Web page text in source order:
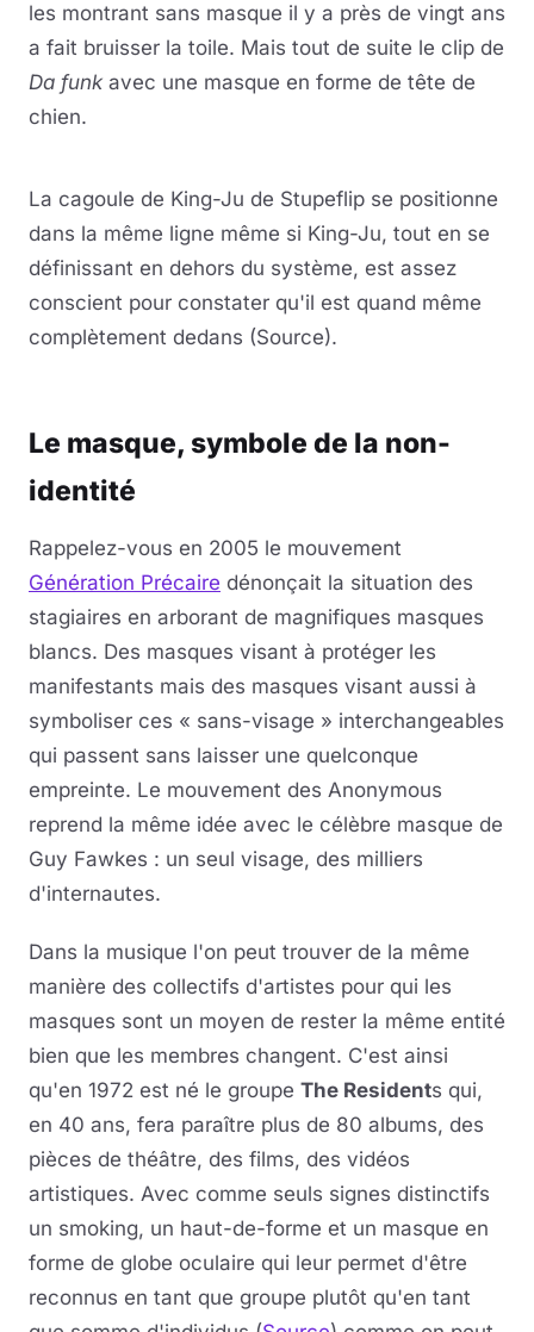
les montrant sans masque il y a près de vingt ans
a fait bruisser la toile. Mais tout de suite le clip de
Da funk avec une masque en forme de tête de
chien.
YouTube · le lecteur se charge au clic
La cagoule de King-Ju de Stupeflip se positionne
dans la même ligne même si King-Ju, tout en se
définissant en dehors du système, est assez
conscient pour constater qu'il est quand même
complètement dedans (Source).
Le masque, symbole de la non-
identité
Rappelez-vous en 2005 le mouvement
Génération Précaire dénonçait la situation des
stagiaires en arborant de magnifiques masques
blancs. Des masques visant à protéger les
manifestants mais des masques visant aussi à
symboliser ces « sans-visage » interchangeables
qui passent sans laisser une quelconque
empreinte. Le mouvement des Anonymous
reprend la même idée avec le célèbre masque de
Guy Fawkes : un seul visage, des milliers
d'internautes.
Dans la musique l'on peut trouver de la même
manière des collectifs d'artistes pour qui les
masques sont un moyen de rester la même entité
bien que les membres changent. C'est ainsi
qu'en 1972 est né le groupe The Residents qui,
en 40 ans, fera paraître plus de 80 albums, des
pièces de théâtre, des films, des vidéos
artistiques. Avec comme seuls signes distinctifs
un smoking, un haut-de-forme et un masque en
forme de globe oculaire qui leur permet d'être
reconnus en tant que groupe plutôt qu'en tant